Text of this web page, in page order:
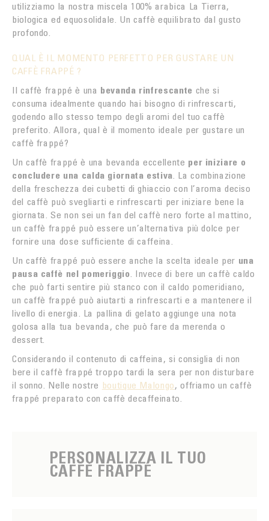
utilizziamo la nostra miscela 100% arabica La Tierra,
biologica ed equosolidale. Un caffè equilibrato dal gusto
profondo.
QUAL È IL MOMENTO PERFETTO PER GUSTARE UN
CAFFÈ FRAPPÉ ?
Il caffè frappé è una bevanda rinfrescante che si
consuma idealmente quando hai bisogno di rinfrescarti,
godendo allo stesso tempo degli aromi del tuo caffè
preferito. Allora, qual è il momento ideale per gustare un
caffè frappé?
Un caffè frappé è una bevanda eccellente per iniziare o
concludere una calda giornata estiva. La combinazione
della freschezza dei cubetti di ghiaccio con l’aroma deciso
del caffè può svegliarti e rinfrescarti per iniziare bene la
giornata. Se non sei un fan del caffè nero forte al mattino,
un caffè frappé può essere un’alternativa più dolce per
fornire una dose sufficiente di caffeina.
Un caffè frappé può essere anche la scelta ideale per una
pausa caffè nel pomeriggio. Invece di bere un caffè caldo
che può farti sentire più stanco con il caldo pomeridiano,
un caffè frappé può aiutarti a rinfrescarti e a mantenere il
livello di energia. La pallina di gelato aggiunge una nota
golosa alla tua bevanda, che può fare da merenda o
dessert.
Considerando il contenuto di caffeina, si consiglia di non
bere il caffè frappé troppo tardi la sera per non disturbare
il sonno. Nelle nostre boutique Malongo, offriamo un caffè
frappé preparato con caffè decaffeinato.
PERSONALIZZA IL TUO
CAFFÈ FRAPPÉ